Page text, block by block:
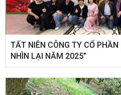
​TẤT NIÊN CÔNG TY CỔ PHẦN
NHÌN LẠI NĂM 2025”